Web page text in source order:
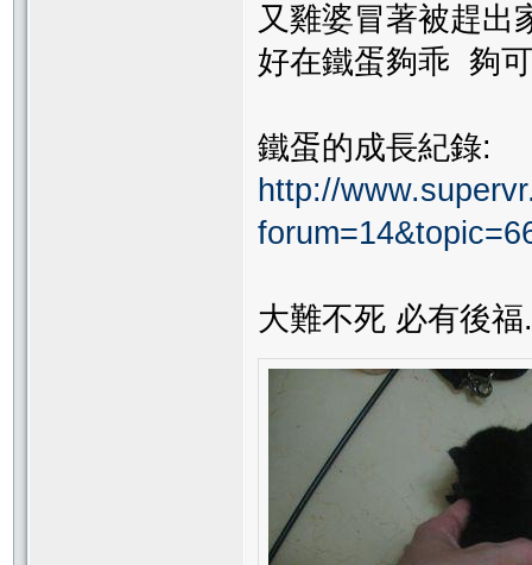
又雞婆冒著被趕
好在鐵蛋夠乖 夠
鐵蛋的成長紀錄:
http://
大難不死 必有後